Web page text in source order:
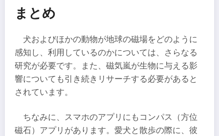
まとめ
犬およびほかの動物が地球の磁場をどのように
感知し、利用しているのかについては、さらなる
研究が必要です。また、磁気嵐が生物に与える影
響についても引き続きリサーチする必要があると
されています。
ちなみに、スマホのアプリにもコンパス（方位
磁石）アプリがあります。愛犬と散歩の際に、彼